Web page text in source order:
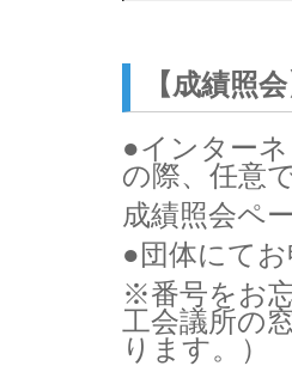
【成績照会
●インター
の際、任意
成績照会ペ
●団体にて
※番号をお
工会議所の
ります。）